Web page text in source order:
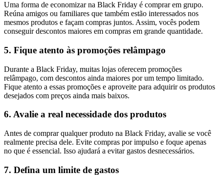
Uma forma de economizar na Black Friday é comprar em grupo.
Reúna amigos ou familiares que também estão interessados nos
mesmos produtos e façam compras juntos. Assim, vocês podem
conseguir descontos maiores em compras em grande quantidade.
5. Fique atento às promoções relâmpago
Durante a Black Friday, muitas lojas oferecem promoções
relâmpago, com descontos ainda maiores por um tempo limitado.
Fique atento a essas promoções e aproveite para adquirir os produtos
desejados com preços ainda mais baixos.
6. Avalie a real necessidade dos produtos
Antes de comprar qualquer produto na Black Friday, avalie se você
realmente precisa dele. Evite compras por impulso e foque apenas
no que é essencial. Isso ajudará a evitar gastos desnecessários.
7. Defina um limite de gastos